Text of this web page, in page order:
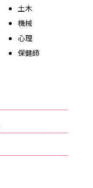
土木
機械
心理
保健師